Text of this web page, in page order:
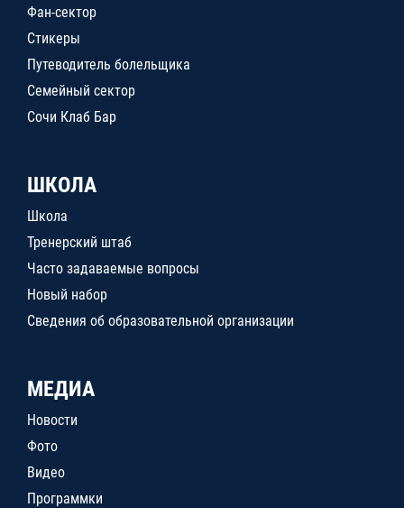
Фан-сектор
Стикеры
Путеводитель болельщика
Семейный сектор
Сочи Клаб Бар
ШКОЛА
Школа
Тренерский штаб
Часто задаваемые вопросы
Новый набор
Сведения об образовательной организации
МЕДИА
Новости
Фото
Видео
Программки